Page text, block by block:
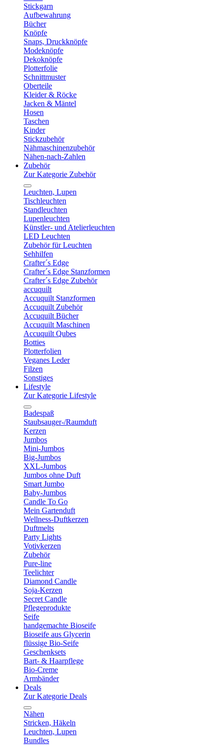
Stickgarn
Aufbewahrung
Bücher
Knöpfe
Snaps, Druckknöpfe
Modeknöpfe
Dekoknöpfe
Plotterfolie
Schnittmuster
Oberteile
Kleider & Röcke
Jacken & Mäntel
Hosen
Taschen
Kinder
Stickzubehör
Nähmaschinenzubehör
Nähen-nach-Zahlen
Zubehör
Zur Kategorie Zubehör
Leuchten, Lupen
Tischleuchten
Standleuchten
Lupenleuchten
Künstler- und Atelierleuchten
LED Leuchten
Zubehör für Leuchten
Sehhilfen
Crafter´s Edge
Crafter´s Edge Stanzformen
Crafter´s Edge Zubehör
accuquilt
Accuquilt Stanzformen
Accuquilt Zubehör
Accuquilt Bücher
Accuquilt Maschinen
Accuquilt Qubes
Botties
Plotterfolien
Veganes Leder
Filzen
Sonstiges
Lifestyle
Zur Kategorie Lifestyle
Badespaß
Staubsauger-/Raumduft
Kerzen
Jumbos
Mini-Jumbos
Big-Jumbos
XXL-Jumbos
Jumbos ohne Duft
Smart Jumbo
Baby-Jumbos
Candle To Go
Mein Gartenduft
Wellness-Duftkerzen
Duftmelts
Party Lights
Votivkerzen
Zubehör
Pure-line
Teelichter
Diamond Candle
Soja-Kerzen
Secret Candle
Pflegeprodukte
Seife
handgemachte Bioseife
Bioseife aus Glycerin
flüssige Bio-Seife
Geschenksets
Bart- & Haarpflege
Bio-Creme
Armbänder
Deals
Zur Kategorie Deals
Nähen
Stricken, Häkeln
Leuchten, Lupen
Bundles